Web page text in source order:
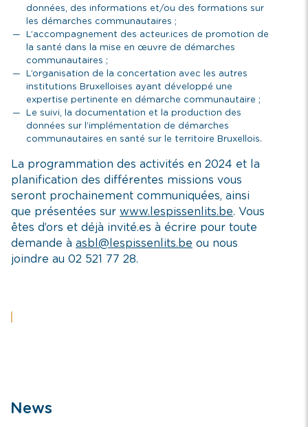
données, des informations et/ou des formations sur
les démarches communautaires ;
L’accompagnement des acteur.ices de promotion de
la santé dans la mise en œuvre de démarches
communautaires ;
L’organisation de la concertation avec les autres
institutions Bruxelloises ayant développé une
expertise pertinente en démarche communautaire ;
Le suivi, la documentation et la production des
données sur l’implémentation de démarches
communautaires en santé sur le territoire Bruxellois.
La programmation des activités en 2024 et la
planification des différentes missions vous
seront prochainement communiquées, ainsi
que présentées sur www.lespissenlits.be. Vous
êtes d’ors et déjà invité.es à écrire pour toute
demande à asbl@lespissenlits.be ou nous
joindre au 02 521 77 28.
News